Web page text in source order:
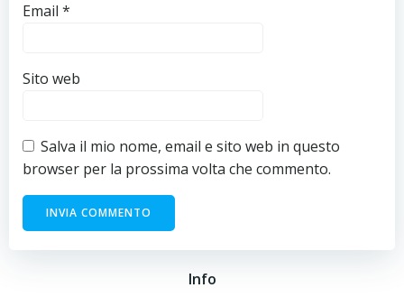
Email *
Sito web
Salva il mio nome, email e sito web in questo
browser per la prossima volta che commento.
Info